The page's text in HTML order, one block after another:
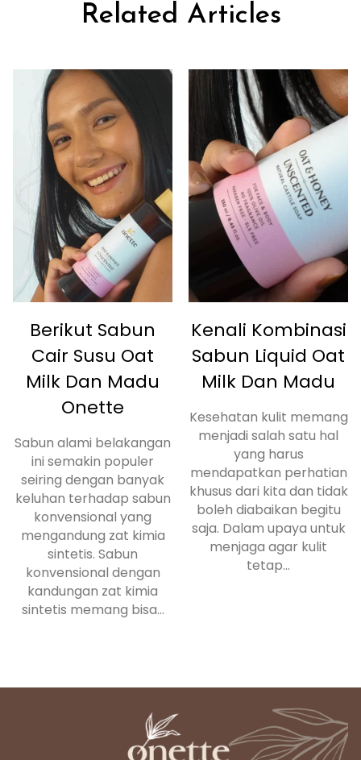
Related Articles
Berikut Sabun
Cair Susu Oat
Milk Dan Madu
Onette
Sabun alami belakangan
ini semakin populer
seiring dengan banyak
keluhan terhadap sabun
konvensional yang
mengandung zat kimia
sintetis. Sabun
konvensional dengan
kandungan zat kimia
sintetis memang bisa...
Kenali Kombinasi
Sabun Liquid Oat
Milk Dan Madu
Kesehatan kulit memang
menjadi salah satu hal
yang harus
mendapatkan perhatian
khusus dari kita dan tidak
boleh diabaikan begitu
saja. Dalam upaya untuk
menjaga agar kulit
tetap...